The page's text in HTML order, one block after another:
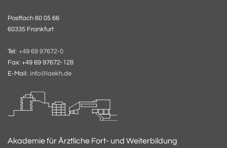
Postfach 60 05 66
60335 Frankfurt
Tel: +49 69 97672-0
Fax: +49 69 97672-128
E-Mail: info@laekh.de
Akademie für Ärztliche Fort- und Weiterbildung